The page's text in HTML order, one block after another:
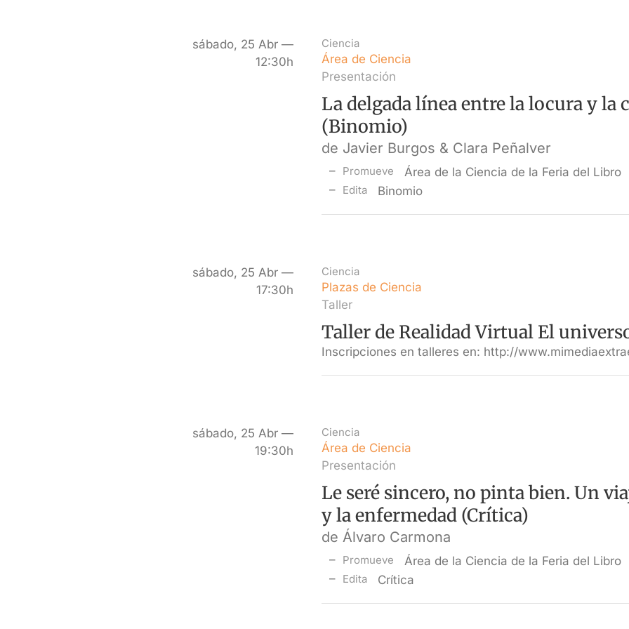
sábado, 25 Abr —
12:30h
Ciencia
Área de Ciencia
Presentación
La delgada línea entre la locura y la
(Binomio)
de Javier Burgos & Clara Peñalver
Promueve Área de la Ciencia de la Feria del Libro
Edita Binomio
sábado, 25 Abr —
17:30h
Ciencia
Plazas de Ciencia
Taller
Taller de Realidad Virtual El
Inscripciones en talleres en: http://
sábado, 25 Abr —
19:30h
Ciencia
Área de Ciencia
Presentación
Le seré sincero, no pinta bien. Un
y la enfermedad (Crítica)
de Álvaro Carmona
Promueve Área de la Ciencia de la Feria del Libro
Edita Crítica